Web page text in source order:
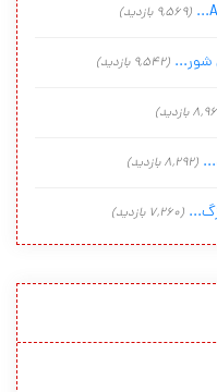
(9,569 بازدید)
شور... (9,542 بازدید)
(8,292 بازدید)
(7,260 بازدید)